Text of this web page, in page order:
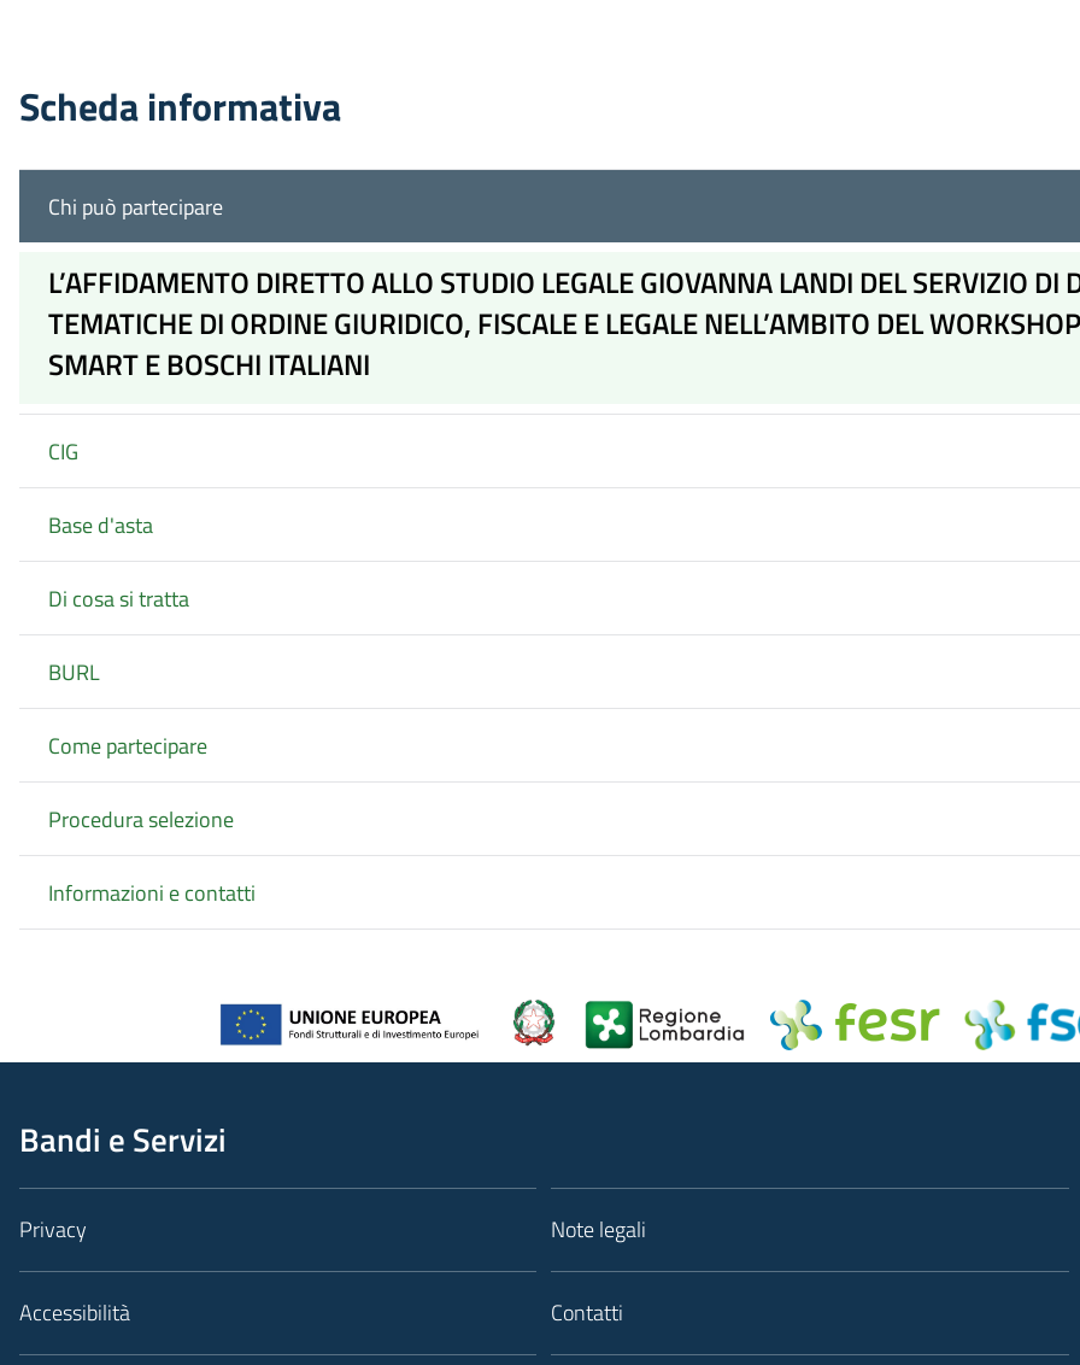
Scheda informativa
Chi può partecipare
L’AFFIDAMENTO DIRETTO ALLO STUDIO LEGALE GIOVANNA LANDI DEL SERVIZIO
TEMATICHE DI ORDINE GIURIDICO, FISCALE E LEGALE NELL’AMBITO DEL
SMART E BOSCHI ITALIANI
CIG
Base d'asta
Di cosa si tratta
BURL
Come partecipare
Procedura selezione
Informazioni e contatti
Bandi e Servizi
Privacy
Accessibilità
Note legali
Contatti